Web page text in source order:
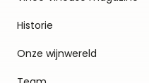
Historie
Onze wijnwereld